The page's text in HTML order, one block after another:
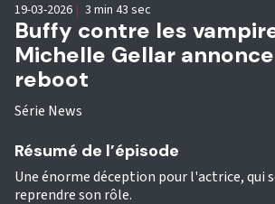
Buffy contre les
Michelle Gellar
reboot
Série News
19-03-2026 | 3 min 43 sec
Résumé de l’épisode
Une énorme déception pour l'actrice, qui
reprendre son rôle.